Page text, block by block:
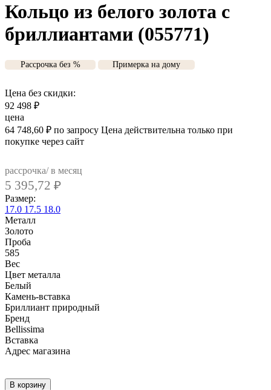
Кольцо из белого золота с
бриллиантами (055771)
Рассрочка без % Примерка на дому
Цена без скидки:
92 498 ₽
цена
64 748,60 ₽ по запросу Цена действительна только при
покупке через сайт
рассрочка/ в месяц
5 395,72 ₽
Размер:
17.0 17.5 18.0
Металл
Золото
Проба
585
Вес
Цвет металла
Белый
Камень-вставка
Бриллиант природный
Бренд
Bellissima
Вcтавка
Адрес магазина
В корзину